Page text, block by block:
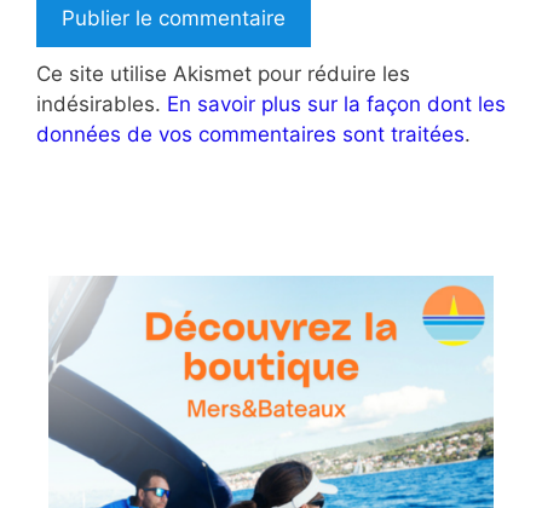
Ce site utilise Akismet pour réduire les
indésirables. En savoir plus sur la façon dont les
données de vos commentaires sont traitées.